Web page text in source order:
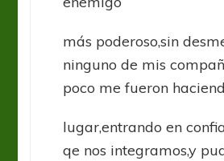
más poderoso,sin
ninguno de mis
poco me fueron
lugar,entrando en
qe nos integramos,y